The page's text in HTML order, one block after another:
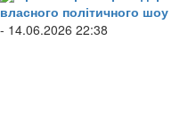
власного політичного шоу
- 14.06.2026 22:38